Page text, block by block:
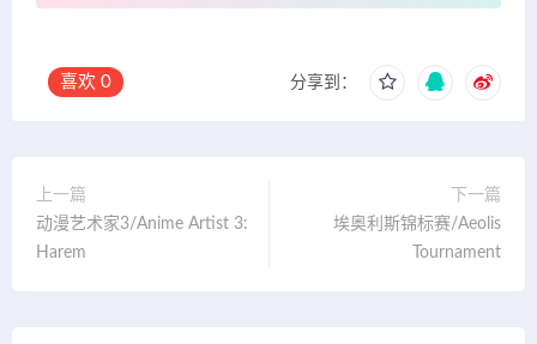
喜欢 0 分享到：
上一篇
动漫艺术家3/Anime Artist 3:
Harem
下一篇
埃奥利斯锦标赛/Aeolis
Tournament